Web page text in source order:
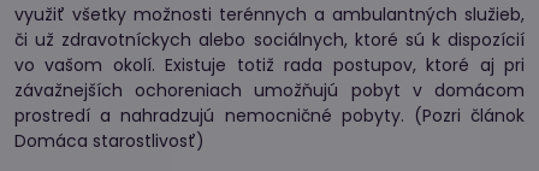
využiť všetky možnosti terénnych a ambulantných služieb,
či už zdravotníckych alebo sociálnych, ktoré sú k dispozícií
vo vašom okolí. Existuje totiž rada postupov, ktoré aj pri
závažnejších ochoreniach umožňujú pobyt v domácom
prostredí a nahradzujú nemocničné pobyty. (Pozri článok
Domáca starostlivosť)